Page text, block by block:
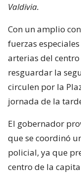
Valdivia.
Con un amplio
fuerzas
arterias del
resguardar la
circulen por la
jornada de la
El gobernador
que se coordinó
policial, ya que
centro de la